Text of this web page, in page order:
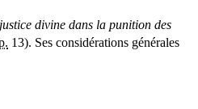
divine dans la punition des
13). Ses considérations générales